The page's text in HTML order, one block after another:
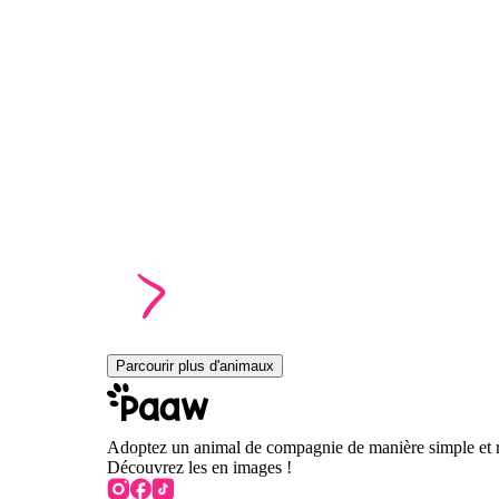
Parcourir plus d'animaux
Adoptez un animal de compagnie de manière simple et
Découvrez les en images !